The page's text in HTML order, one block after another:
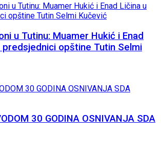
u Tutinu: Muamer Hukić i Enad
predsjednici opštine Tutin Selmi
30 GODINA OSNIVANJA SDA